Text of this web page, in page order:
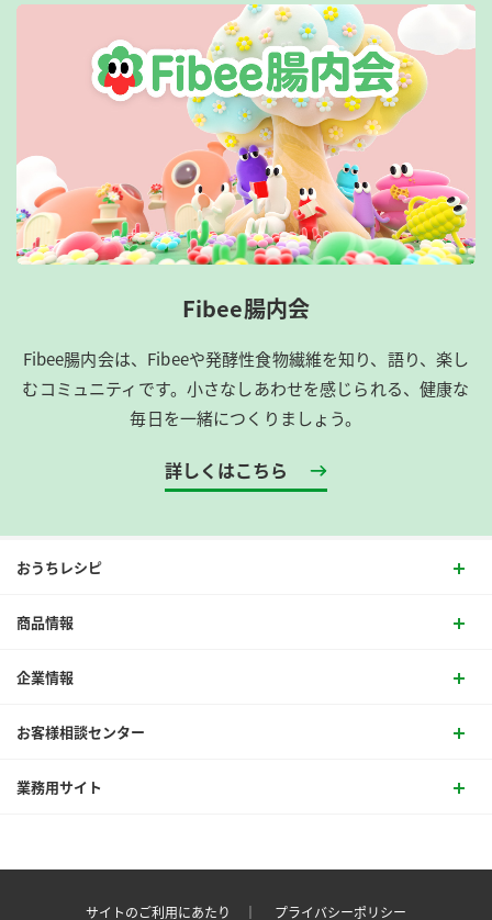
Fibee腸内会
Fibee腸内会は、​Fibeeや発酵性食物繊維を知り、語り、楽し
むコミュニティです。​小さなしあわせを感じられる、健康な
毎日を一緒につくりましょう。
詳しくはこちら
おうちレシピ
商品情報
企業情報
お客様相談センター
業務用サイト
サイトのご利用にあたり ｜ プライバシーポリシー